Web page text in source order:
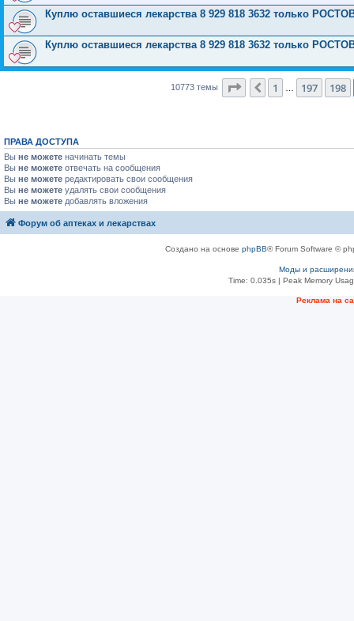
Куплю оставшиеся лекарства 8 929 818 3632 только
Куплю оставшиеся лекарства 8 929 818 3632 только
10773 темы Страница 199из 431
Пред.
1 197 198
ПРАВА ДОСТУПА
Вы не можете начинать темы
Вы не можете отвечать на сообщения
Вы не можете редактировать свои сообщения
Вы не можете удалять свои сообщения
Вы не можете добавлять вложения
Форум об аптеках и лекарствах
Создано на основе phpBB® Forum Software ©
Моды и
Time: 0.035s| Peak Memory
Рeклама на